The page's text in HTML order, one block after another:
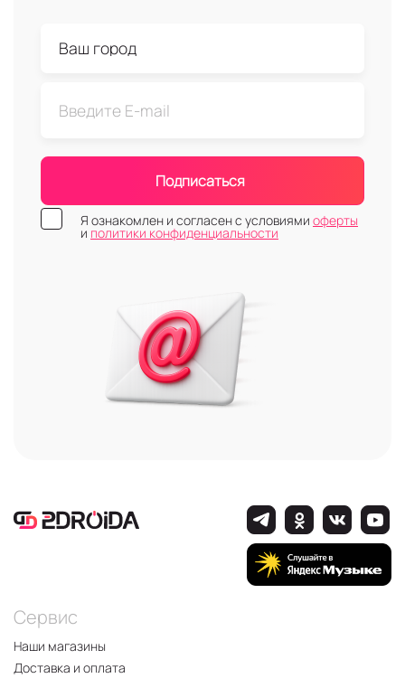
Подписаться
Я ознакомлен и согласен с условиями оферты
и политики конфиденциальности
Сервис
Наши магазины
Доставка и оплата